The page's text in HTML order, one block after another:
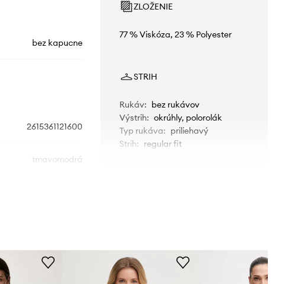
bez kapucne
2615361121600
tmavomodrá
ZLOŽENIE
77 % Viskóza, 23 % Polyester
STRIH
Rukáv: bez rukávov
Výstrih: okrúhly, polorolák
Typ rukáva: priliehavý
Strih: regular fit
Odporúčame zvoliť veľkosť, ktorú
bežne nosíte.